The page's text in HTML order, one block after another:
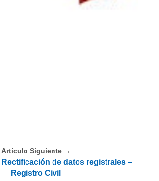
Artículo Siguiente →
Rectificación de datos registrales –
Registro Civil